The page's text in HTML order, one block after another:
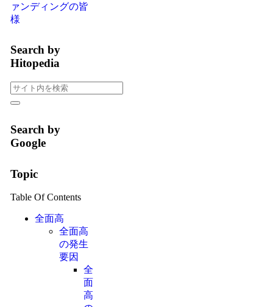
ァンディングの皆
様
Search by
Hitopedia
Search by
Google
Topic
Table Of Contents
全面高
全面高
の発生
要因
全
面
高